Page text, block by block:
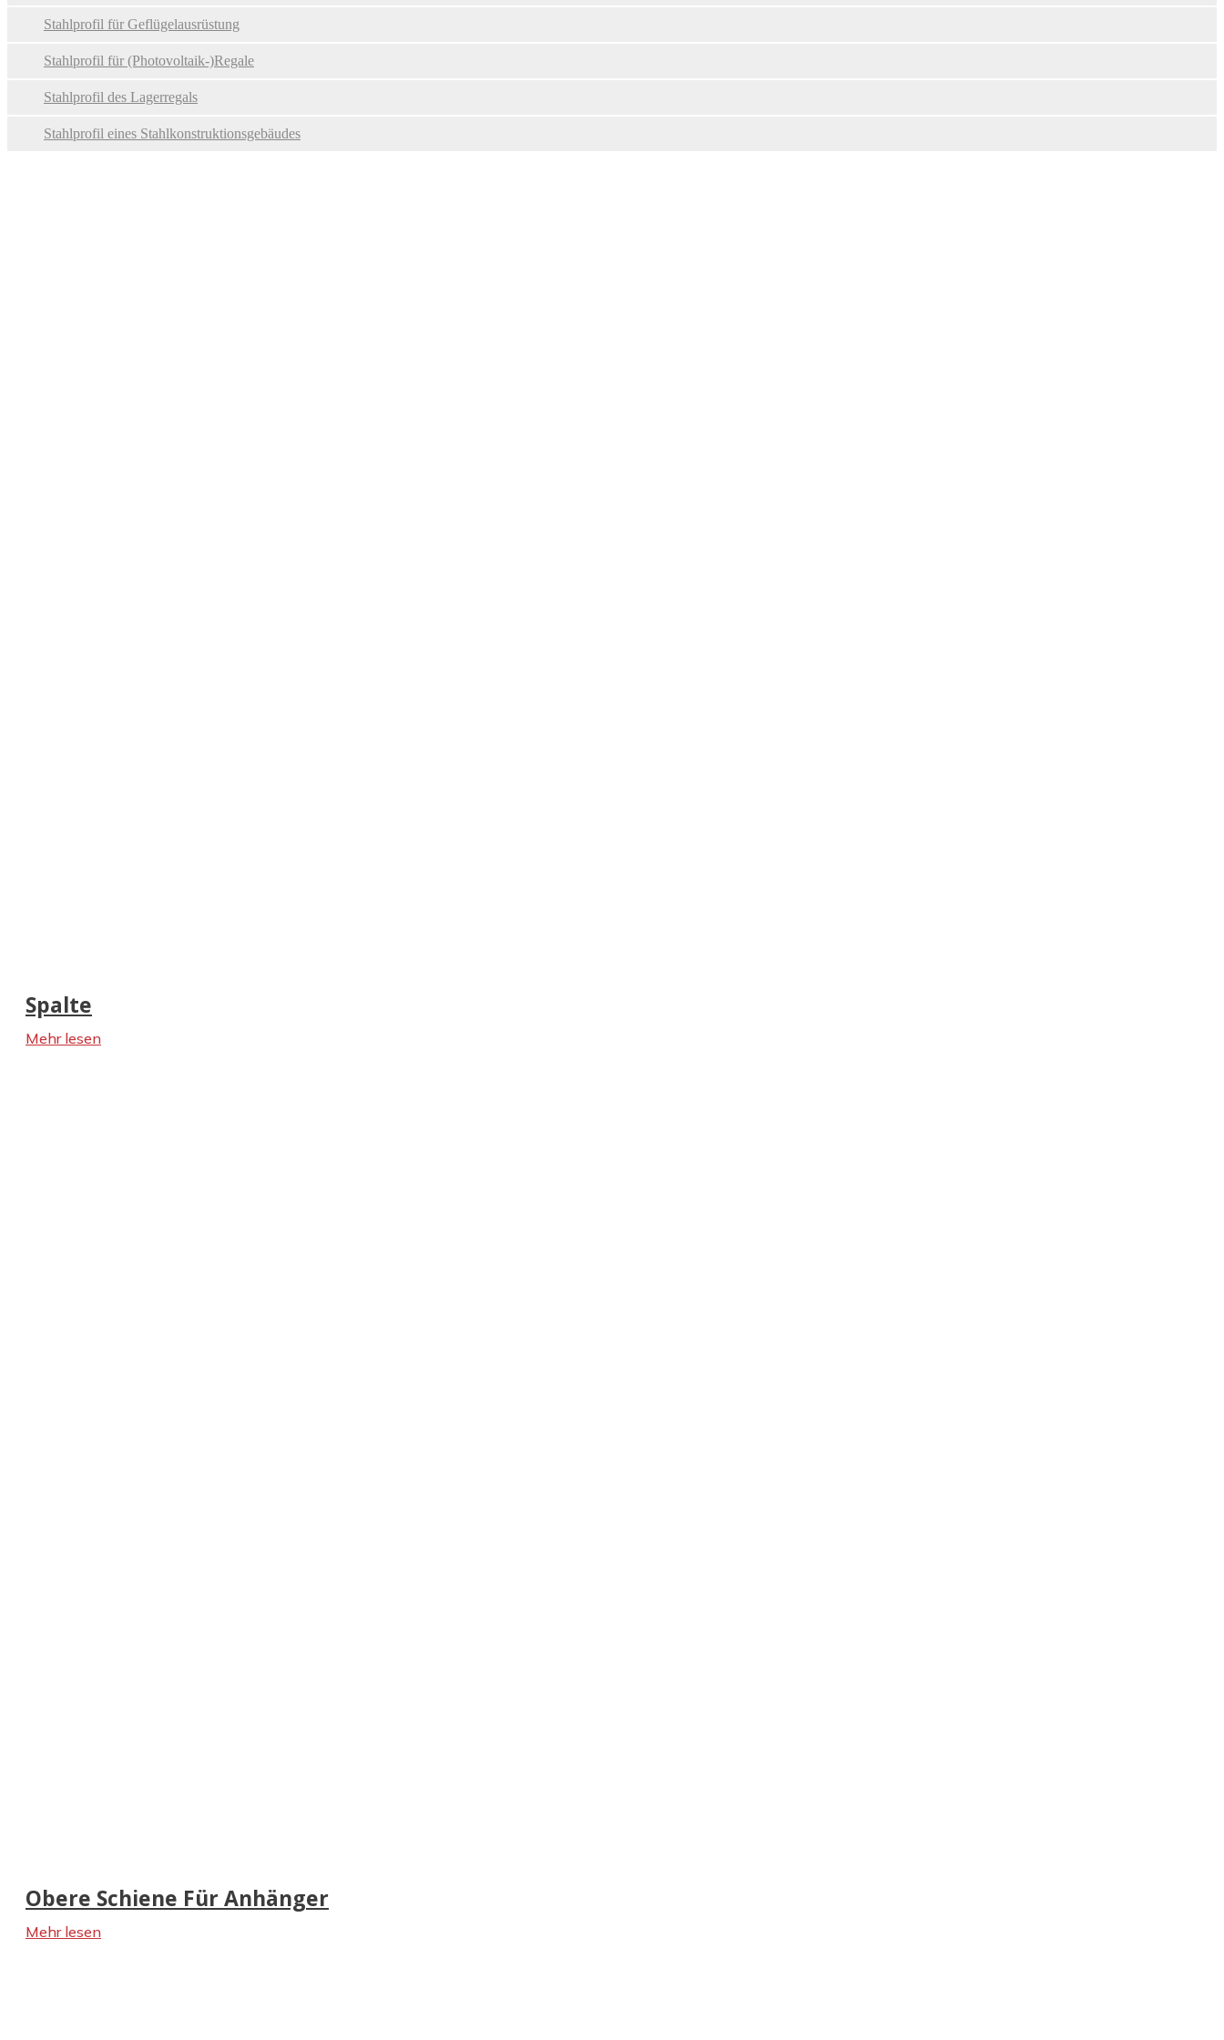
Stahlprofil für Stahlfenster und -türen
Stahlprofil der Vorhangfassade
Stahlprofil für Geflügelausrüstung
Stahlprofil für (Photovoltaik-)Regale
Stahlprofil des Lagerregals
Stahlprofil eines Stahlkonstruktionsgebäudes
Spalte
Mehr lesen
Obere Schiene Für Anhänger
Mehr lesen